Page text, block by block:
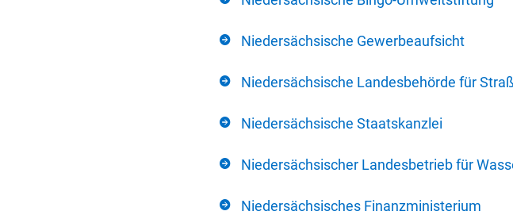
Niedersächsische Gewerbeaufsicht
Niedersächsische Landesbehörde für
Niedersächsische Staatskanzlei
Niedersächsischer Landesbetrieb für
Niedersächsisches Finanzministerium